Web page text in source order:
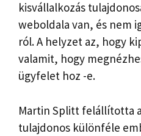
kisvállalkozás
weboldala van, és nem
ról. A helyzet az, hogy
valamit, hogy
ügyfelet hoz -e.
Martin Splitt felállította
tulajdonos különféle